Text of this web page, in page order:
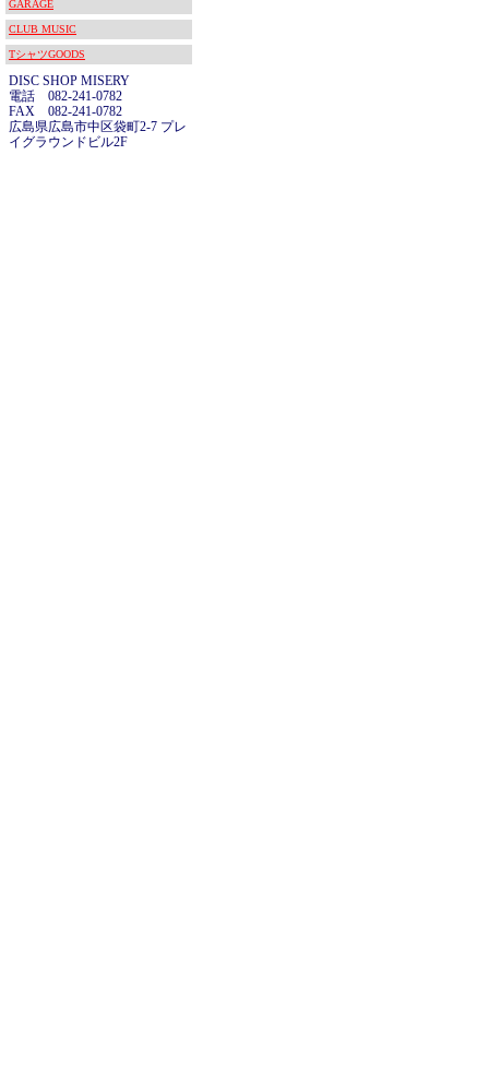
GARAGE
CLUB MUSIC
TシャツGOODS
DISC SHOP MISERY
電話 082-241-0782
FAX 082-241-0782
広島県広島市中区袋町2-7 プレ
イグラウンドビル2F